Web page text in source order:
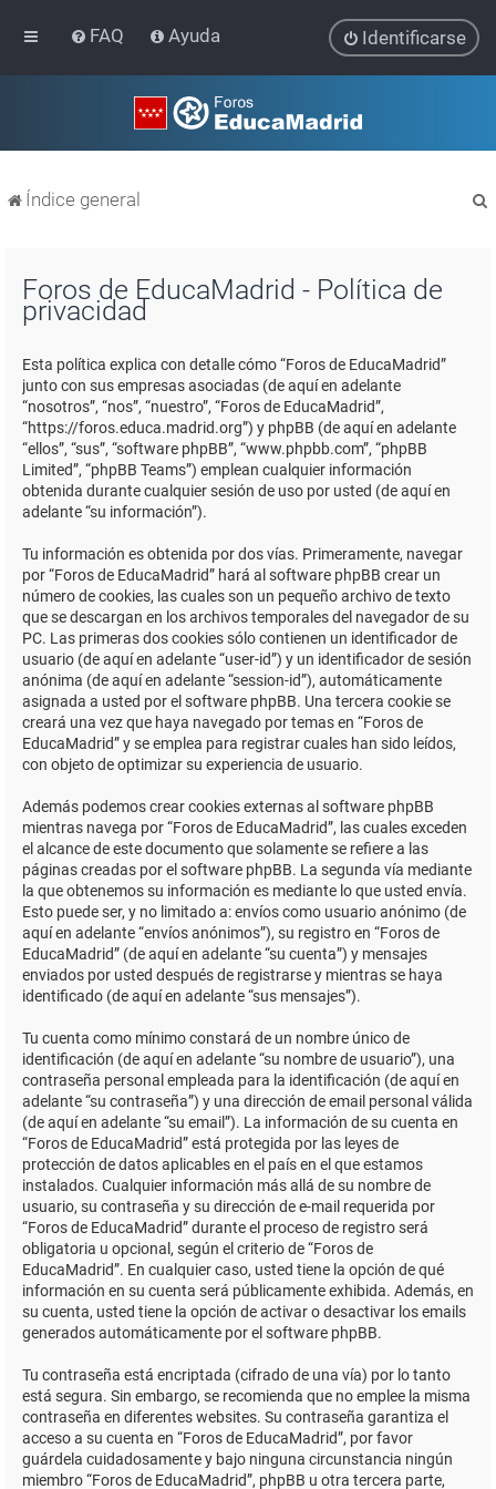
FAQ Ayuda Identificarse
Índice general
Foros de EducaMadrid - Política de
privacidad
Esta política explica con detalle cómo “Foros de EducaMadrid”
junto con sus empresas asociadas (de aquí en adelante
“nosotros”, “nos”, “nuestro”, “Foros de EducaMadrid”,
“https://foros.educa.madrid.org”) y phpBB (de aquí en adelante
“ellos”, “sus”, “software phpBB”, “www.phpbb.com”, “phpBB
Limited”, “phpBB Teams”) emplean cualquier información
obtenida durante cualquier sesión de uso por usted (de aquí en
adelante “su información”).
Tu información es obtenida por dos vías. Primeramente, navegar
por “Foros de EducaMadrid” hará al software phpBB crear un
número de cookies, las cuales son un pequeño archivo de texto
que se descargan en los archivos temporales del navegador de su
PC. Las primeras dos cookies sólo contienen un identificador de
usuario (de aquí en adelante “user-id”) y un identificador de sesión
anónima (de aquí en adelante “session-id”), automáticamente
asignada a usted por el software phpBB. Una tercera cookie se
creará una vez que haya navegado por temas en “Foros de
EducaMadrid” y se emplea para registrar cuales han sido leídos,
con objeto de optimizar su experiencia de usuario.
Además podemos crear cookies externas al software phpBB
mientras navega por “Foros de EducaMadrid”, las cuales exceden
el alcance de este documento que solamente se refiere a las
páginas creadas por el software phpBB. La segunda vía mediante
la que obtenemos su información es mediante lo que usted envía.
Esto puede ser, y no limitado a: envíos como usuario anónimo (de
aquí en adelante “envíos anónimos”), su registro en “Foros de
EducaMadrid” (de aquí en adelante “su cuenta”) y mensajes
enviados por usted después de registrarse y mientras se haya
identificado (de aquí en adelante “sus mensajes”).
Tu cuenta como mínimo constará de un nombre único de
identificación (de aquí en adelante “su nombre de usuario”), una
contraseña personal empleada para la identificación (de aquí en
adelante “su contraseña”) y una dirección de email personal válida
(de aquí en adelante “su email”). La información de su cuenta en
“Foros de EducaMadrid” está protegida por las leyes de
protección de datos aplicables en el país en el que estamos
instalados. Cualquier información más allá de su nombre de
usuario, su contraseña y su dirección de e-mail requerida por
“Foros de EducaMadrid” durante el proceso de registro será
obligatoria u opcional, según el criterio de “Foros de
EducaMadrid”. En cualquier caso, usted tiene la opción de qué
información en su cuenta será públicamente exhibida. Además, en
su cuenta, usted tiene la opción de activar o desactivar los emails
generados automáticamente por el software phpBB.
Tu contraseña está encriptada (cifrado de una vía) por lo tanto
está segura. Sin embargo, se recomienda que no emplee la misma
contraseña en diferentes websites. Su contraseña garantiza el
acceso a su cuenta en “Foros de EducaMadrid”, por favor
guárdela cuidadosamente y bajo ninguna circunstancia ningún
miembro “Foros de EducaMadrid”, phpBB u otra tercera parte,